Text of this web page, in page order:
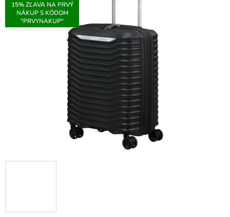
15% ZĽAVA NA PRVÝ
NÁKUP S KÓDOM
"PRVYNAKUP"